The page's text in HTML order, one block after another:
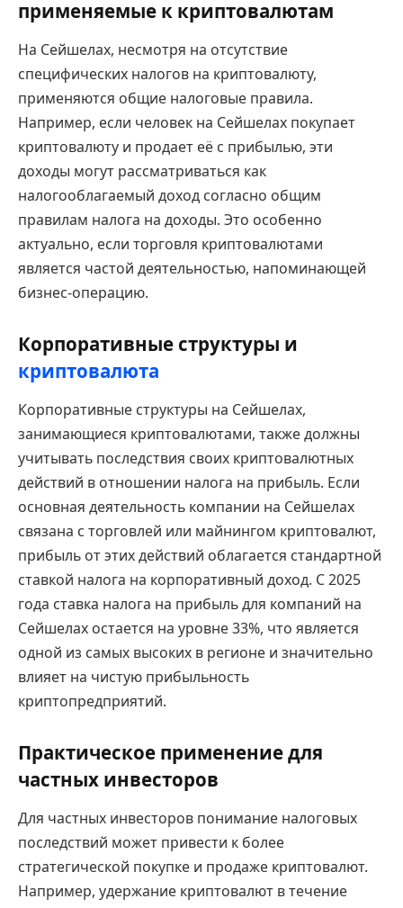
применяемые к криптовалютам
На Сейшелах, несмотря на отсутствие
специфических налогов на криптовалюту,
применяются общие налоговые правила.
Например, если человек на Сейшелах покупает
криптовалюту и продает её с прибылью, эти
доходы могут рассматриваться как
налогооблагаемый доход согласно общим
правилам налога на доходы. Это особенно
актуально, если торговля криптовалютами
является частой деятельностью, напоминающей
бизнес-операцию.
Корпоративные структуры и
криптовалюта
Корпоративные структуры на Сейшелах,
занимающиеся криптовалютами, также должны
учитывать последствия своих криптовалютных
действий в отношении налога на прибыль. Если
основная деятельность компании на Сейшелах
связана с торговлей или майнингом криптовалют,
прибыль от этих действий облагается стандартной
ставкой налога на корпоративный доход. С 2025
года ставка налога на прибыль для компаний на
Сейшелах остается на уровне 33%, что является
одной из самых высоких в регионе и значительно
влияет на чистую прибыльность
криптопредприятий.
Практическое применение для
частных инвесторов
Для частных инвесторов понимание налоговых
последствий может привести к более
стратегической покупке и продаже криптовалют.
Например, удержание криптовалют в течение